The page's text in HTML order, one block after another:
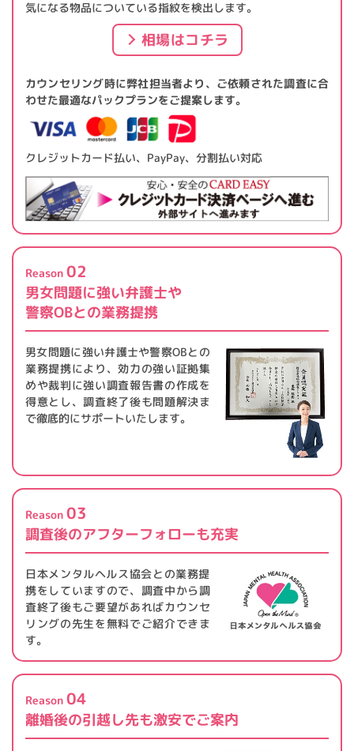
気になる物品についている指紋を検出します。
相場はコチラ
カウンセリング時に弊社担当者より、ご依頼された調査に合
わせた最適なパックプランをご提案します。
クレジットカード払い、PayPay、分割払い対応
Reason 02
男女問題に強い弁護士や
警察OBとの業務提携
男女問題に強い弁護士や警察OBとの
業務提携により、効力の強い証拠集
めや裁判に強い調査報告書の作成を
得意とし、調査終了後も問題解決ま
で徹底的にサポートいたします。
Reason 03
調査後のアフターフォローも充実
日本メンタルヘルス協会との業務提
携をしていますので、調査中から調
査終了後もご要望があればカウンセ
リングの先生を無料でご紹介できま
す。
Reason 04
離婚後の引越し先も激安でご案内